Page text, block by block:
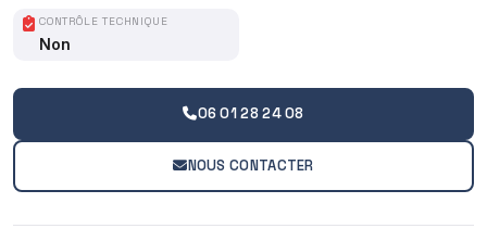
CONTRÔLE TECHNIQUE
Non
06 01 28 24 08
NOUS CONTACTER